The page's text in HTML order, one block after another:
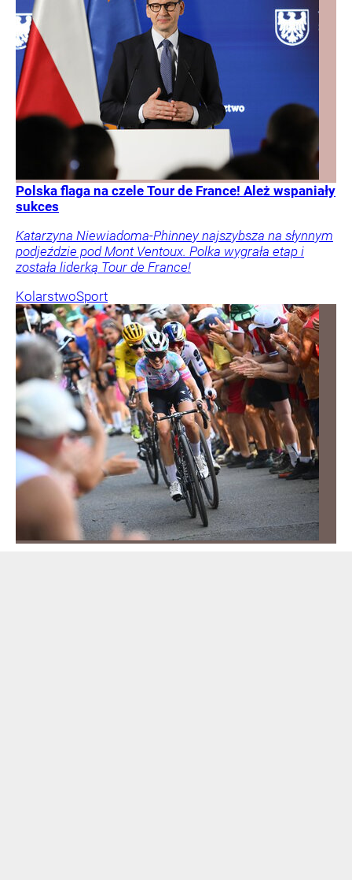
Polska flaga na czele Tour de France! Ależ wspaniały
sukces
Katarzyna Niewiadoma-Phinney najszybsza na słynnym
podjeździe pod Mont Ventoux. Polka wygrała etap i
została liderką Tour de France!
KolarstwoSport